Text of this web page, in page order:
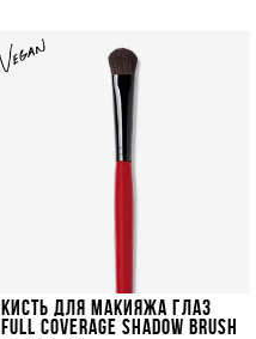
КИСТЬ ДЛЯ МАКИЯЖА ГЛАЗ
FULL COVERAGE SHADOW BRUSH